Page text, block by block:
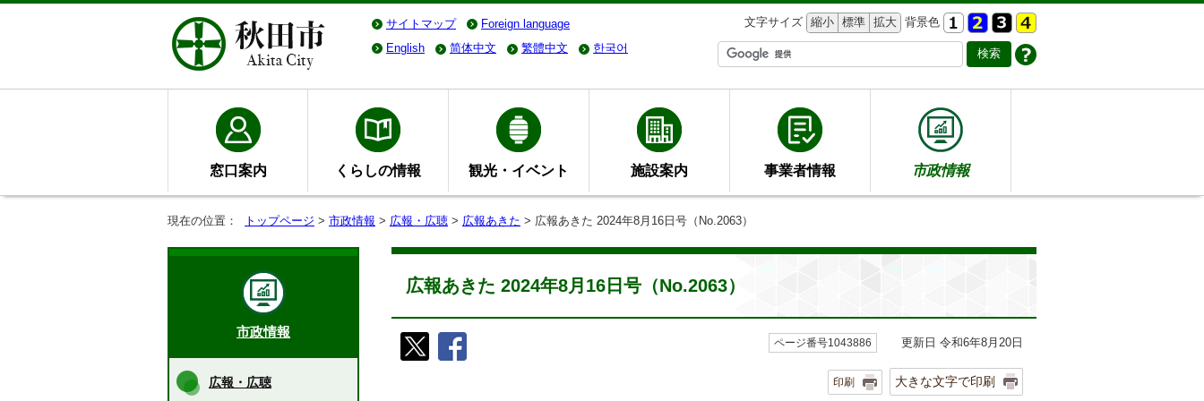
サイトマップ Foreign language 文字サイズ 縮小 標準 拡大 背景色
English
简体中文 繁體中文 한국어
窓口案内 くらしの情報 観光・イベント 施設案内 事業者情報 市政情報
現在の位置： トップページ > 市政情報 > 広報・広聴 > 広報あきた > 広報あきた 2024年8月16日号（No.2063）
広報あきた 2024年8月16日号（No.2063）
ページ番号1043886 更新日 令和6年8月20日
印刷 大きな文字で印刷
市政情報
広報・広聴